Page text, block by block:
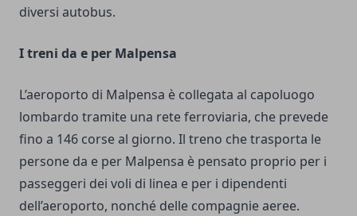
diversi autobus.
I treni da e per Malpensa
L’aeroporto di Malpensa è collegata al capoluogo
lombardo tramite una rete ferroviaria, che prevede
fino a 146 corse al giorno. Il treno che trasporta le
persone da e per Malpensa è pensato proprio per i
passeggeri dei voli di linea e per i dipendenti
dell’aeroporto, nonché delle compagnie aeree.